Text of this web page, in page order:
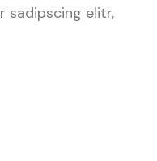
sadipscing elitr,